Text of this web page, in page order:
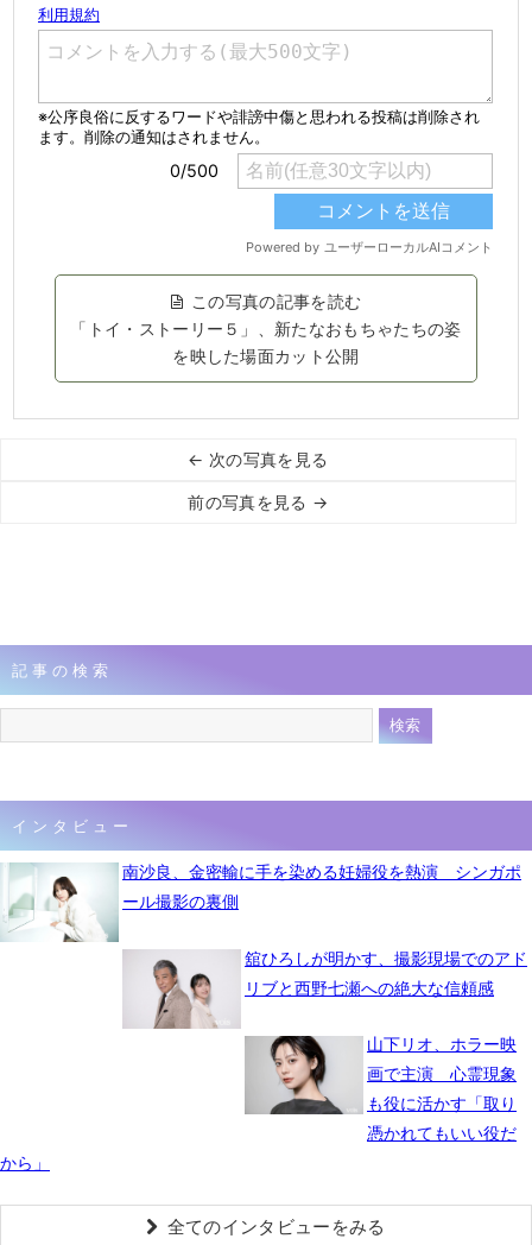
この写真の記事を読む
「トイ・ストーリー５」、新たなおもちゃたちの姿
を映した場面カット公開
← 次の写真を見る
前の写真を見る →
記事の検索
インタビュー
南沙良、金密輸に手を染める妊婦役を熱演 シンガポ
ール撮影の裏側
舘ひろしが明かす、撮影現場でのアド
リブと西野七瀬への絶大な信頼感
山下リオ、ホラー映
画で主演 心霊現象
も役に活かす「取り
憑かれてもいい役だ
から」
全てのインタビューをみる